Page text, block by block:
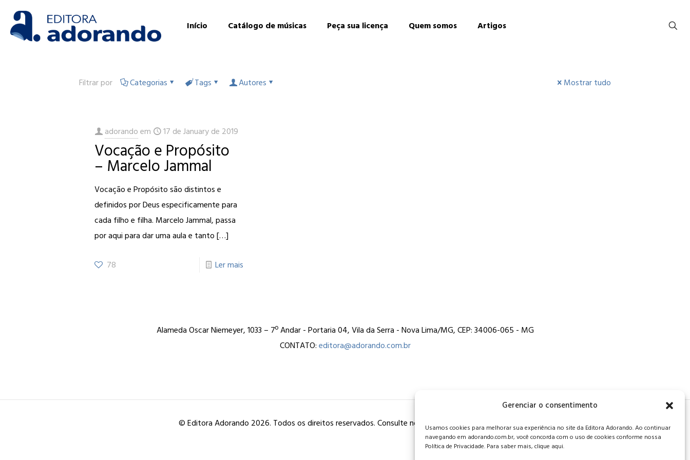
Gerenciar o consentimento
Usamos cookies para melhorar sua experiência no site da Editora Adorando. Ao continuar
navegando em adorando.com.br, você concorda com o uso de cookies conforme nossa
Política de Privacidade. Para saber mais, clique aqui.
Início Catálogo de músicas Peça sua licença Quem somos Artigos
Filtrar por Categorias Tags Autores Mostrar tudo
adorando em 17 de January de 2019
Vocação e Propósito
– Marcelo Jammal
Vocação e Propósito são distintos e
definidos por Deus especificamente para
cada filho e filha. Marcelo Jammal, passa
por aqui para dar uma aula e tanto[…]
78 Ler mais
Alameda Oscar Niemeyer, 1033 – 7º Andar - Portaria 04, Vila da Serra - Nova Lima/MG, CEP: 34006-065 - MG
CONTATO:editora@adorando.com.br
© Editora Adorando 2026. Todos os direitos reservados. Consulte nossa política de privacidade